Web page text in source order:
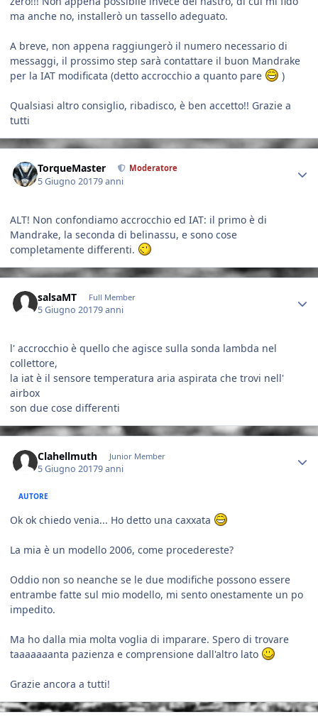
ma anche no, installerò un tassello adeguato.
A breve, non appena raggiungerò il numero necessario di
messaggi, il prossimo step sarà contattare il buon Mandrake
per la IAT modificata (detto accrocchio a quanto pare
)
Qualsiasi altro consiglio, ribadisco, è ben accetto!! Grazie a
tutti
TorqueMaster Moderatore
5 Giugno 20179 anni
ALT! Non confondiamo accrocchio ed IAT: il primo è di
Mandrake, la seconda di belinassu, e sono cose
completamente differenti.
salsaMT Full Member
5 Giugno 20179 anni
l' accrocchio è quello che agisce sulla sonda lambda nel
collettore,
la iat è il sensore temperatura aria aspirata che trovi nell'
airbox
son due cose differenti
Clahellmuth Junior Member
5 Giugno 20179 anni
AUTORE
Ok ok chiedo venia... Ho detto una caxxata
La mia è un modello 2006, come procedereste?
Oddio non so neanche se le due modifiche possono essere
entrambe fatte sul mio modello, mi sento onestamente un po
impedito.
Ma ho dalla mia molta voglia di imparare. Spero di trovare
taaaaaaanta pazienza e comprensione dall'altro lato
Grazie ancora a tutti!